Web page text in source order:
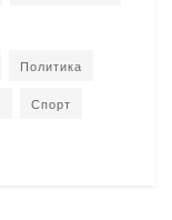
Политика
Спорт